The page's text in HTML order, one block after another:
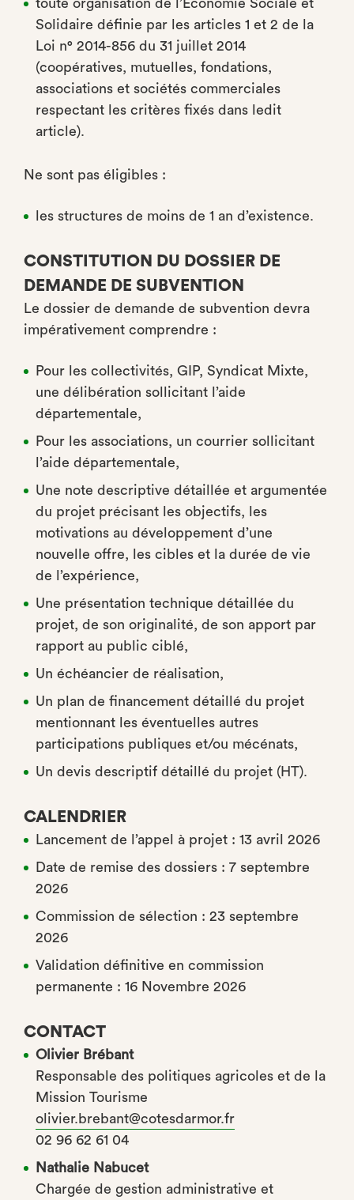
toute organisation de l’Économie Sociale et
Solidaire définie par les articles 1 et 2 de la
Loi n° 2014-856 du 31 juillet 2014
(coopératives, mutuelles, fondations,
associations et sociétés commerciales
respectant les critères fixés dans ledit
article).
Ne sont pas éligibles :
les structures de moins de 1 an d’existence.
CONSTITUTION DU DOSSIER DE
DEMANDE DE SUBVENTION
Le dossier de demande de subvention devra
impérativement comprendre :
Pour les collectivités, GIP, Syndicat Mixte,
une délibération sollicitant l’aide
départementale,
Pour les associations, un courrier sollicitant
l’aide départementale,
Une note descriptive détaillée et argumentée
du projet précisant les objectifs, les
motivations au développement d’une
nouvelle offre, les cibles et la durée de vie
de l’expérience,
Une présentation technique détaillée du
projet, de son originalité, de son apport par
rapport au public ciblé,
Un échéancier de réalisation,
Un plan de financement détaillé du projet
mentionnant les éventuelles autres
participations publiques et/ou mécénats,
Un devis descriptif détaillé du projet (HT).
CALENDRIER
Lancement de l’appel à projet : 13 avril 2026
Date de remise des dossiers : 7 septembre
2026
Commission de sélection : 23 septembre
2026
Validation définitive en commission
permanente : 16 Novembre 2026
CONTACT
Olivier Brébant
Responsable des politiques agricoles et de la
Mission Tourisme
olivier.brebant@cotesdarmor.fr
02 96 62 61 04
Nathalie Nabucet
Chargée de gestion administrative et